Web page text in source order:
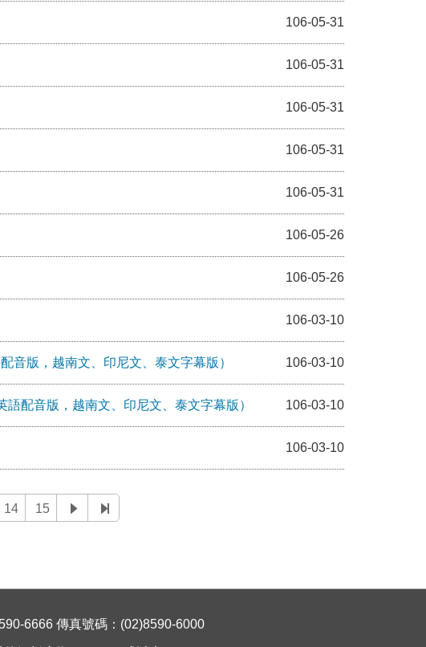
106-05-31
106-05-31
106-05-31
106-05-31
106-05-31
106-05-26
106-05-26
106-03-10
音版，越南文、印尼文、泰文字幕版） 106-03-10
配音版，越南文、印尼文、泰文字幕版） 106-03-10
106-03-10
14 15
6666 傳真號碼：(02)8590-6000